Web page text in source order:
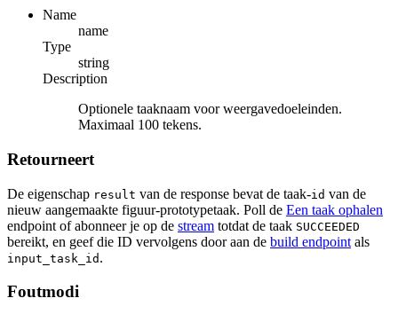
Name
name
Type
string
Description
Optionele taaknaam voor weergavedoeleinden.
Maximaal 100 tekens.
Retourneert
De eigenschap result van de response bevat de taak-id van de
nieuw aangemaakte figuur-prototypetaak. Poll de Een taak ophalen
endpoint of abonneer je op de stream totdat de taak SUCCEEDED
bereikt, en geef die ID vervolgens door aan de build endpoint als
input_task_id .
Foutmodi